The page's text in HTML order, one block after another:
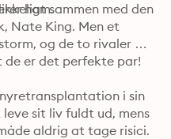
ham.sammen med den
Nate King. Men et
og de to rivaler
de er det perfekte par!
i sin
sit liv fuldt ud, mens
aldrig at tage risici.